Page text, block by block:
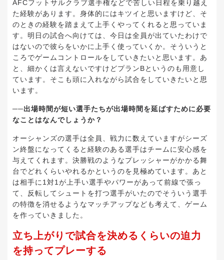
AFCフットサルクラブ選手権などで苦しい日程を乗り越え
た経験があります。身体的にはキツイと思いますけど、そ
のときの経験を踏まえて上手くやってくれると思っていま
す。明日の試合へ向けては、今日は全員が出ていたわけで
はないので彼らをいかに上手く使っていくか。そういうと
ころでゲームコントロールをしていきたいと思います。あ
と、細かくは言えないですけどプランBというのも用意し
ています。そこも頭に入れながら試合をしていきたいと思
います。
──出場時間が短い選手たちが出場時間を延ばすために必要
なことはなんでしょうか？
オーシャンズの選手は全員、戦力に数えていますがシーズ
ン終盤になってくると経験のある選手はチームに安心感を
与えてくれます。決勝戦のようなプレッシャーがかかる舞
台でどれくらいやれるかというのを見極めています。あと
は相手に1対1が上手い選手やパワーがあって前線で張っ
て、反転してシュートを打つ選手がいたのでそういう選手
の特徴を消せるようなマッチアップなども考えて、ゲーム
を作っていきました。
立ち上がりで試合を決めるくらいの迫力
を持ってプレーする